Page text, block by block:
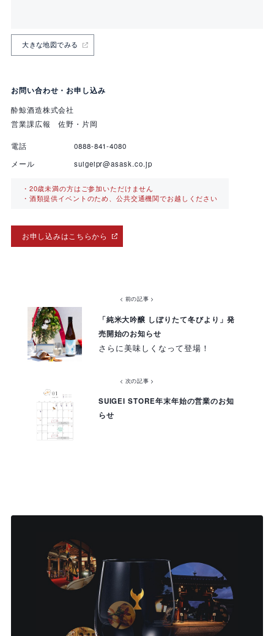
大きな地図でみる
お問い合わせ・お申し込み
酔鯨酒造株式会社
営業課広報 佐野・片岡
電話
0888-841-4080
メール
suigeipr@asask.co.jp
・20歳未満の方はご参加いただけません
・酒類提供イベントのため、公共交通機関でお越しください
お申し込みはこちらから
< 前の記事 >
「純米大吟醸 しぼりたて冬びより」発
売開始のお知らせ
さらに美味しくなって登場！
< 次の記事 >
SUIGEI STORE年末年始の営業のお知
らせ